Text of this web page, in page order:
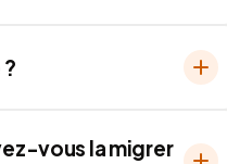
à 2
et lavous la migrer